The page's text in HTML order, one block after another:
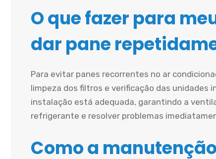
O que fazer para
dar pane
Para evitar panes recorrentes no ar
limpeza dos filtros e verificação das unidades
instalação está adequada, garantindo a
refrigerante e resolver problemas
Como a